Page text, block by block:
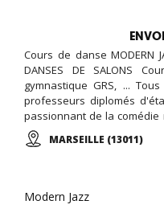
Cours de danse MODERN
DANSES DE SALONS
gymnastique GRS, ...
professeurs diplomés
passionnant de la comédie
Stages vacances,
MARSEILLE (13011)
Modern Jazz